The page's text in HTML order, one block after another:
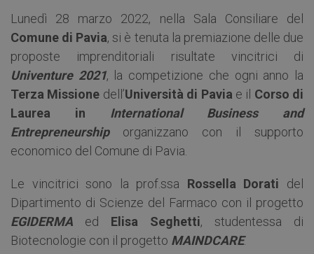
Lunedì 28 marzo 2022, nella Sala Consiliare del
Comune di Pavia, si è tenuta la premiazione delle due
proposte imprenditoriali risultate vincitrici di
Univenture 2021, la competizione che ogni anno la
Terza Missione dell’Università di Pavia e il Corso di
Laurea in International Business and
Entrepreneurshiporganizzano con il supporto
economico del Comune di Pavia.
Le vincitrici sono la prof.ssa Rossella Dorati del
Dipartimento di Scienze del Farmaco con il progetto
EGIDERMA ed Elisa Seghetti, studentessa di
Biotecnologie con il progetto MAINDCARE.